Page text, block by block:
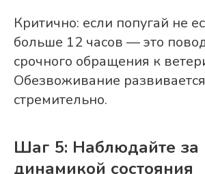
Критично: если попугай не
больше 12 часов — это
срочного обращения к
Обезвоживание развивается
стремительно.
Шаг 5: Наблюдайте за
динамикой состояния